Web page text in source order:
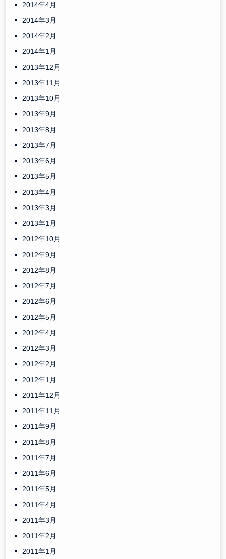
2014年4月
2014年3月
2014年2月
2014年1月
2013年12月
2013年11月
2013年10月
2013年9月
2013年8月
2013年7月
2013年6月
2013年5月
2013年4月
2013年3月
2013年1月
2012年10月
2012年9月
2012年8月
2012年7月
2012年6月
2012年5月
2012年4月
2012年3月
2012年2月
2012年1月
2011年12月
2011年11月
2011年9月
2011年8月
2011年7月
2011年6月
2011年5月
2011年4月
2011年3月
2011年2月
2011年1月